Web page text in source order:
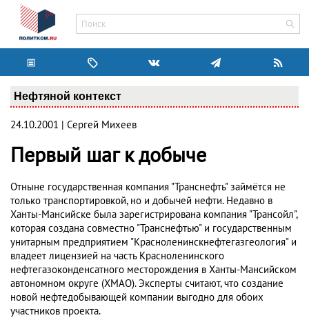
Нефтяной контекст
24.10.2001 | Сергей Михеев
Первый шаг к добыче
Отныне государственная компания "Транснефть" займётся не
только транспортировкой, но и добычей нефти. Недавно в
Ханты-Мансийске была зарегистрирована компания "Трансойл",
которая создана совместно "Транснефтью" и государственным
унитарным предприятием "Красноленинскнефтегазгеология" и
владеет лицензией на часть Красноленинского
нефтегазоконденсатного месторождения в Ханты-Мансийском
автономном округе (ХМАО). Эксперты считают, что создание
новой нефтедобывающей компании выгодно для обоих
участников проекта.